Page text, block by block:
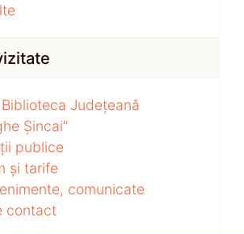
Județeană
Șincai”
publice
și tarife
comunicate
contact